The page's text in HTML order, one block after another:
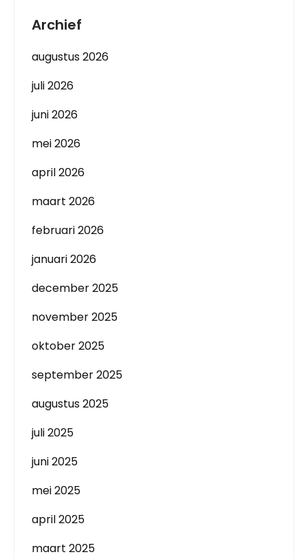
Archief
augustus 2026
juli 2026
juni 2026
mei 2026
april 2026
maart 2026
februari 2026
januari 2026
december 2025
november 2025
oktober 2025
september 2025
augustus 2025
juli 2025
juni 2025
mei 2025
april 2025
maart 2025